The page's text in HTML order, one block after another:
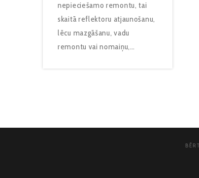
nepieciešamo remontu, tai
skaitā reflektoru atjaunošanu,
lēcu mazgāšanu, vadu
remontu vai nomaiņu,…